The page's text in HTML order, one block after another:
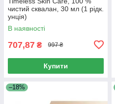
чистий сквалан, 30 мл (1 рідк.
унція)
В наявності
707,87 ₴ 997 ₴
Купити
–18%